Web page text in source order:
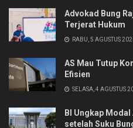
Advokad Bung
Terjerat Hukum
RABU, 5 AGUSTUS
AS Mau Tutup
Efisien
SELASA, 4 AGUSTUS
BI Ungkap
setelah Suku